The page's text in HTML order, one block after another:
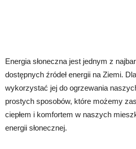
Energia słoneczna jest jednym z
dostępnych źródeł energii na Ziemi.
wykorzystać jej do ogrzewania
prostych sposobów, które możemy
ciepłem i komfortem w naszych
energii słonecznej.